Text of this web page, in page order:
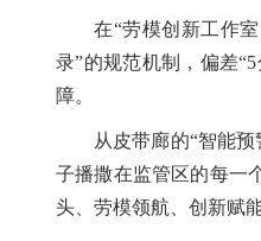
在“劳模创新工作
录”的规范机制，偏差
障。
从皮带廊的“智能
子播撒在监管区的每一
头、劳模领航、创新赋